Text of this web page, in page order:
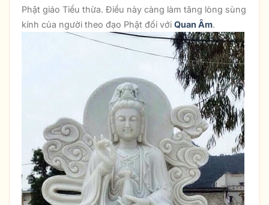
Phật giáo Tiểu thừa. Điều này càng làm tăng lòng sùng
kính của người theo đạo Phật đối với Quan Âm.